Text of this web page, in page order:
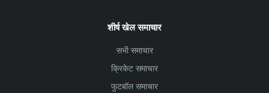
शीर्ष खेल समाचार
सभी समाचार
क्रिकेट समाचार
फुटबॉल समाचार